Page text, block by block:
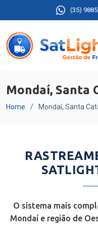
(35)
Mondaí, Santa
Home Mondaí, Santa
O sistema mais
Mondaí e região de